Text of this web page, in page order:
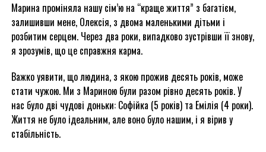
Марина проміняла нашу сім’ю на “краще життя” з багатієм,
залишивши мене, Олексія, з двома маленькими дітьми і
розбитим серцем. Через два роки, випадково зустрівши її знову,
я зрозумів, що це справжня карма.
Важко уявити, що людина, з якою прожив десять років, може
стати чужою. Ми з Мариною були разом рівно десять років. У
нас було дві чудові доньки: Софійка (5 років) та Емілія (4 роки).
Життя не було ідеальним, але воно було нашим, і я вірив у
стабільність.